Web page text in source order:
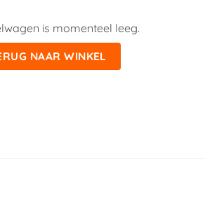
is momenteel leeg.
NAAR WINKEL